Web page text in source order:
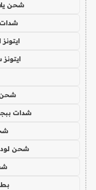
شحن
شحن
شدات
شحن